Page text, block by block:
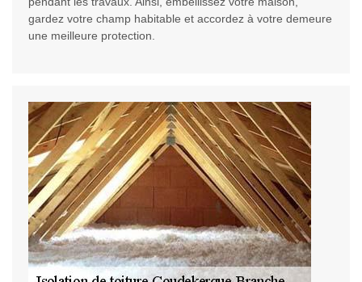
gardez votre champ habitable et accordez à votre demeure
une meilleure protection.